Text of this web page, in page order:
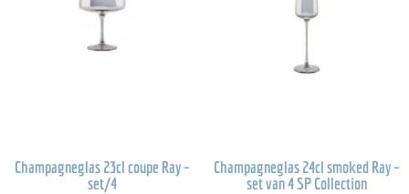
Champagneglas 23cl coupe Ray –
set/4
Champagneglas 24cl smoked Ray –
set van 4 SP Collection